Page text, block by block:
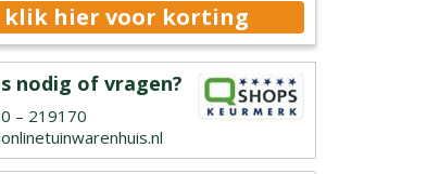
klik hier voor korting
nodig of vragen?
– 219170